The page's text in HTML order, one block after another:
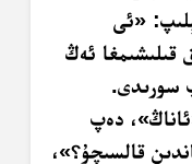
«ئى
قىلىشىمغا ئەڭ
سورىدى.
دەپ
قالسىچۇ؟»،